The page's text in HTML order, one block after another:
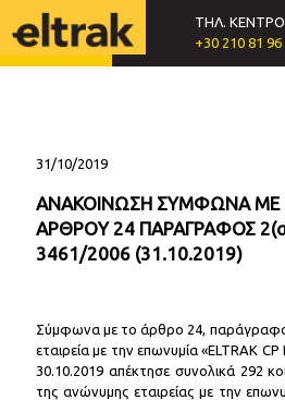
ΤΗΛ. ΚΕΝΤΡΟ
+30 210 81 96
31/10/2019
ΑΝΑΚΟΙΝΩΣΗ ΣΥΜΦΩΝΑ ΜΕ
ΑΡΘΡΟY 24 ΠΑΡΑΓΡΑΦΟΣ
3461/2006 (31.10.2019)
Σύμφωνα με το άρθρο 24,
εταιρεία με την επωνυμία «ELTRAK
30.10.2019 απέκτησε συνολικά 292
της ανώνυμης εταιρείας με την